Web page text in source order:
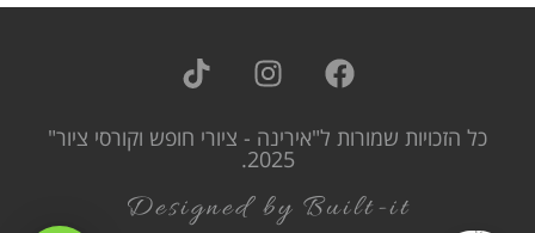
כל הזכויות שמורות ל"אירינה - ציורי חופש וקורסי ציור"
2025.
Designed by Built-it